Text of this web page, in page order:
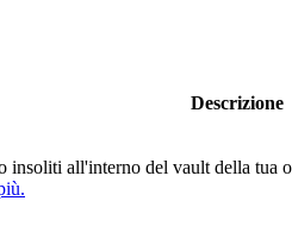
Descrizione
all'interno del vault della tua